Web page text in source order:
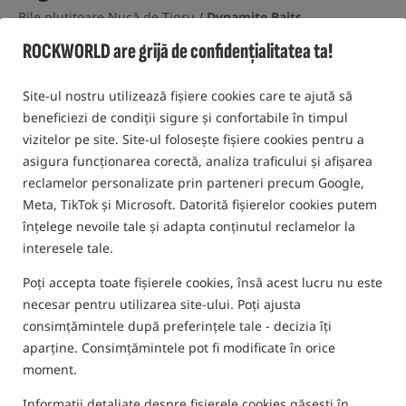
ROCKWORLD are grijă de confidențialitatea ta!
Site-ul nostru utilizează fișiere cookies care te ajută să
beneficiezi de condiții sigure și confortabile în timpul
vizitelor pe site. Site-ul folosește fișiere cookies pentru a
asigura funcționarea corectă, analiza traficului și afișarea
reclamelor personalizate prin parteneri precum Google,
Meta, TikTok și Microsoft. Datorită fișierelor cookies putem
înțelege nevoile tale și adapta conținutul reclamelor la
interesele tale.
Poți accepta toate fișierele cookies, însă acest lucru nu este
necesar pentru utilizarea site-ului. Poți ajusta
consimțămintele după preferințele tale - decizia îți
aparține. Consimțămintele pot fi modificate în orice
moment.
Bile plutitoare Nucă de Tigru /Dynamite Baits
5,0